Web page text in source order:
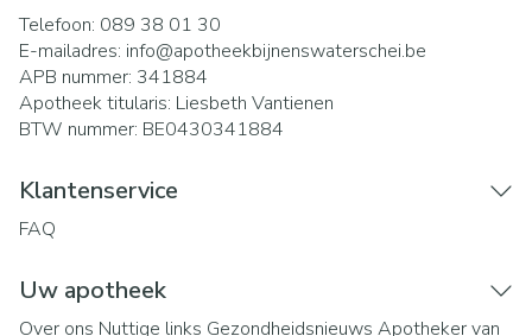
Telefoon: 089 38 01 30
E-mailadres: info@apotheekbijnenswaterschei.be
APB nummer: 341884
Apotheek titularis: Liesbeth Vantienen
BTW nummer: BE0430341884
Klantenservice
FAQ
Uw apotheek
Over ons Nuttige links Gezondheidsnieuws Apotheker van